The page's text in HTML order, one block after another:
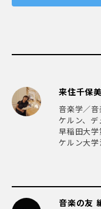
来住千
音楽学／
ケルン、デ
早稲田大
ケルン大学
音楽の友